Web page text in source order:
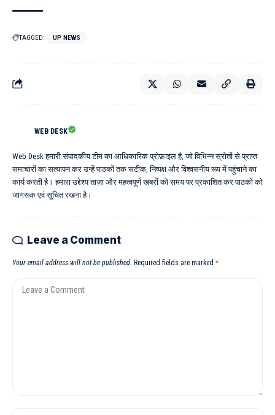
TAGGED: UP NEWS
WEB DESK
Web Desk हमारी संपादकीय टीम का आधिकारिक प्रोफ़ाइल है, जो विभिन्न स्रोतों से प्राप्त
समाचारों का सत्यापन कर उन्हें पाठकों तक सटीक, निष्पक्ष और विश्वसनीय रूप में पहुंचाने का
कार्य करती है। हमारा उद्देश्य ताज़ा और महत्वपूर्ण खबरों को समय पर प्रकाशित कर पाठकों को
जागरूक एवं सूचित रखना है।
Leave a Comment
Your email address will not be published. Required fields are marked *